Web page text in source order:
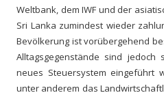
Weltbank, dem IWF und der
Sri Lanka zumindest wieder
Bevölkerung ist vorübergehend
Alltagsgegenstände sind
neues Steuersystem eingeführt
unter anderem das